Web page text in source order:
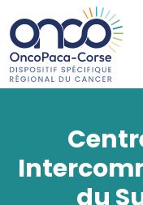
du
Panneau de gestion